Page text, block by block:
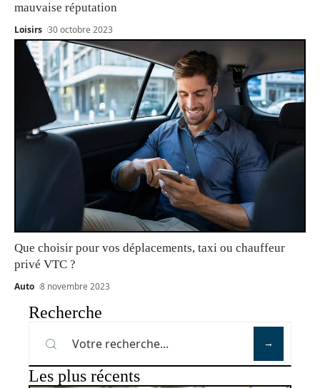
mauvaise réputation
Loisirs 30 octobre 2023
Que choisir pour vos déplacements, taxi ou chauffeur
privé VTC ?
Auto 8 novembre 2023
Recherche
Les plus récents